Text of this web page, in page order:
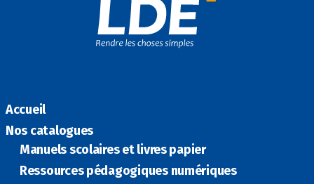
Accueil
Nos catalogues
Manuels scolaires et livres papier
Ressources pédagogiques numériques